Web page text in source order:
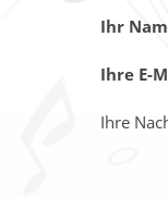
Ihr
Ihre E-
Ihre